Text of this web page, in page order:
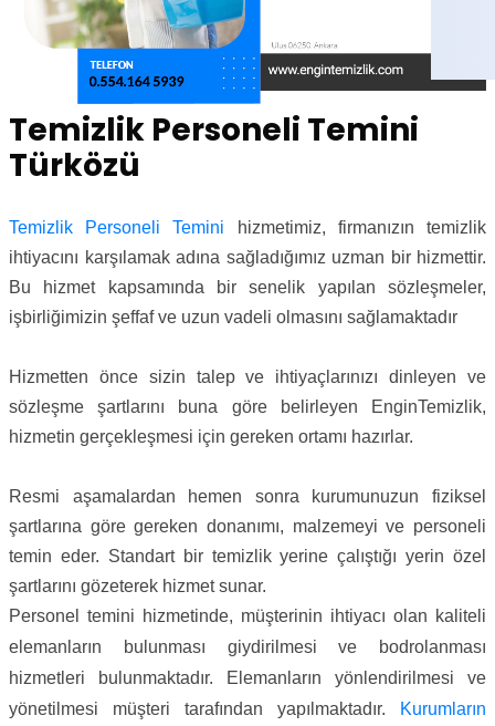
Temizlik Personeli Temini
Türközü
Temizlik Personeli Temini hizmetimiz, firmanızın temizlik
ihtiyacını karşılamak adına sağladığımız uzman bir hizmettir.
Bu hizmet kapsamında bir senelik yapılan sözleşmeler,
işbirliğimizin şeffaf ve uzun vadeli olmasını sağlamaktadır
Hizmetten önce sizin talep ve ihtiyaçlarınızı dinleyen ve
sözleşme şartlarını buna göre belirleyen EnginTemizlik,
hizmetin gerçekleşmesi için gereken ortamı hazırlar.
Resmi aşamalardan hemen sonra kurumunuzun fiziksel
şartlarına göre gereken donanımı, malzemeyi ve personeli
temin eder. Standart bir temizlik yerine çalıştığı yerin özel
şartlarını gözeterek hizmet sunar.
Personel temini hizmetinde, müşterinin ihtiyacı olan kaliteli
elemanların bulunması giydirilmesi ve bodrolanması
hizmetleri bulunmaktadır. Elemanların yönlendirilmesi ve
yönetilmesi müşteri tarafından yapılmaktadır.
Kurumların